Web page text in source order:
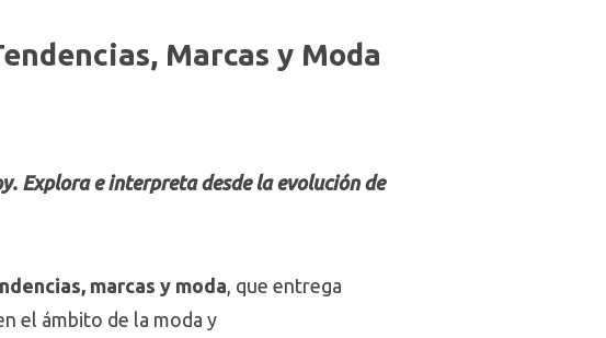
Marcas y Moda
Explora e interpreta desde la evolución de
marcas y moda, que entrega
el ámbito de la moda y